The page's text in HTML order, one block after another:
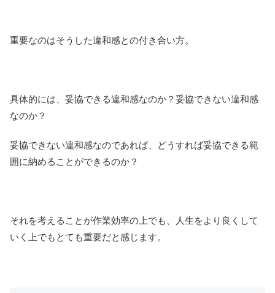
重要なのはそうした違和感との付き合い方。
具体的には、妥協できる違和感なのか？妥協できない違和感
なのか？
妥協できない違和感なのであれば、どうすれば妥協できる範
囲に納めることができるのか？
それを考えることが作業効率の上でも、人生をより良くして
いく上でもとても重要だと感じます。